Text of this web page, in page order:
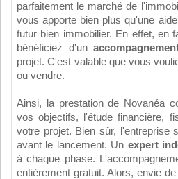
parfaitement le marché de
vous apporte bien plus qu'une
futur bien immobilier. En effet, en
bénéficiez d'un
projet. C'est valable que vous
ou vendre.
Ainsi, la prestation de Novanéa
vos objectifs, l'étude financière,
votre projet. Bien sûr, l'entreprise
avant le lancement. Un expert
à chaque phase.
entièrement gratuit. Alors, envie